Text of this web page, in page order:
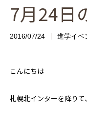
7月24日
2016/07/24 進学イベ
こんにちは
札幌北インターを降りて